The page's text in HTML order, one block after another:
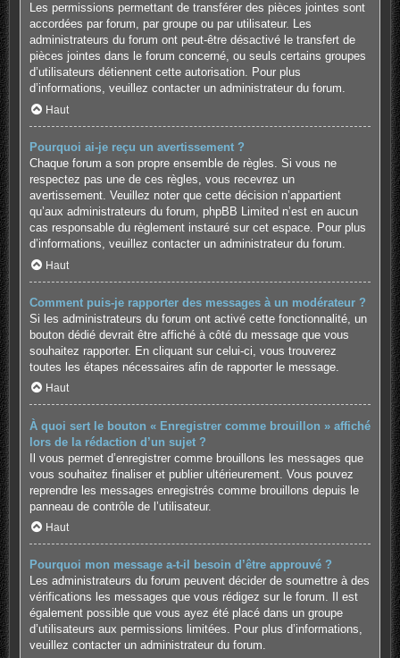
Les permissions permettant de transférer des pièces jointes sont
accordées par forum, par groupe ou par utilisateur. Les
administrateurs du forum ont peut-être désactivé le transfert de
pièces jointes dans le forum concerné, ou seuls certains groupes
d’utilisateurs détiennent cette autorisation. Pour plus
d’informations, veuillez contacter un administrateur du forum.
Haut
Pourquoi ai-je reçu un avertissement ?
Chaque forum a son propre ensemble de règles. Si vous ne
respectez pas une de ces règles, vous recevrez un
avertissement. Veuillez noter que cette décision n’appartient
qu’aux administrateurs du forum, phpBB Limited n’est en aucun
cas responsable du règlement instauré sur cet espace. Pour plus
d’informations, veuillez contacter un administrateur du forum.
Haut
Comment puis-je rapporter des messages à un modérateur ?
Si les administrateurs du forum ont activé cette fonctionnalité, un
bouton dédié devrait être affiché à côté du message que vous
souhaitez rapporter. En cliquant sur celui-ci, vous trouverez
toutes les étapes nécessaires afin de rapporter le message.
Haut
À quoi sert le bouton « Enregistrer comme brouillon » affiché
lors de la rédaction d’un sujet ?
Il vous permet d’enregistrer comme brouillons les messages que
vous souhaitez finaliser et publier ultérieurement. Vous pouvez
reprendre les messages enregistrés comme brouillons depuis le
panneau de contrôle de l’utilisateur.
Haut
Pourquoi mon message a-t-il besoin d’être approuvé ?
Les administrateurs du forum peuvent décider de soumettre à des
vérifications les messages que vous rédigez sur le forum. Il est
également possible que vous ayez été placé dans un groupe
d’utilisateurs aux permissions limitées. Pour plus d’informations,
veuillez contacter un administrateur du forum.